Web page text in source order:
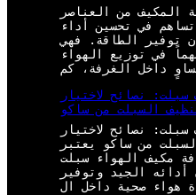
المكيف من العناصر
تساهم في تحسين أداء
توفير الطاقة. فهي
في توزيع الهواء
نصائح لاختيار
السبلت من ساكو
نصائح لاختيار
من ساكو يعتبر
مكيف الهواء سبلت
أدائه الجيد وتوفير